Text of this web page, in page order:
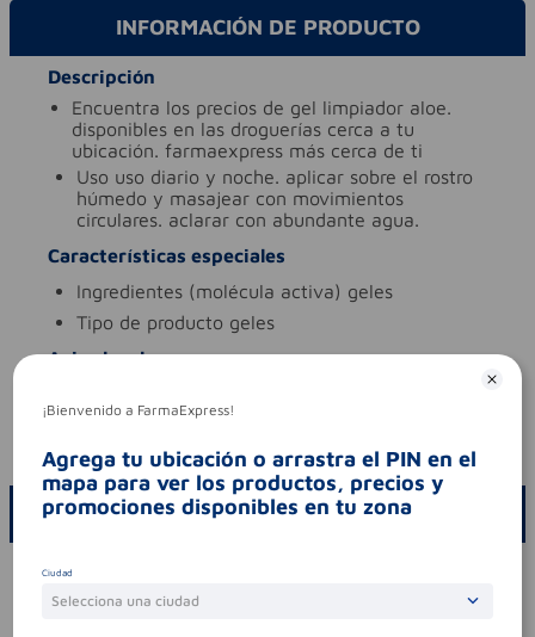
INFORMACIÓN DE PRODUCTO
Descripción
encuentra los precios de gel limpiador aloe.
disponibles en las droguerías cerca a tu
ubicación. farmaexpress más cerca de ti
uso uso diario y noche. aplicar sobre el rostro
húmedo y masajear con movimientos
circulares. aclarar con abundante agua.
Características especiales
ingredientes (molécula activa) geles
tipo de producto geles
Aviso legal
ojos.
codigo invima
nsoc50728-21pe
ESCRIBE UN COMENTARIO
Por favor, inicie sesión para escribir un comentario
Sin comentarios.
¡Bienvenido a FarmaExpress!
Agrega tu ubicación o arrastra el PIN en el
mapa para ver los productos, precios y
promociones disponibles en tu zona
Ciudad
Selecciona una ciudad